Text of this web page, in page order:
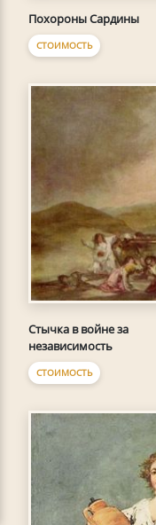
Похороны Сардины
СТОИМОСТЬ
Стычка в войне за
независимость
СТОИМОСТЬ